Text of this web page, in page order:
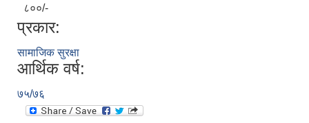
८००/-
प्रकार:
सामाजिक सुरक्षा
आर्थिक वर्ष:
७५/७६